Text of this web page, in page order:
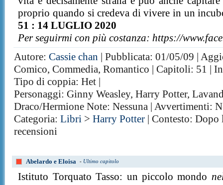
proprio quando si credeva di vivere in un
51 : 14 LUGLIO 2020
Per seguirmi con più costanza: https://
Autore:Cassie chan | Pubblicata: 01/05/09 |
Comico, Commedia, Romantico | Capitoli: 51 |
Tipo di coppia: Het |
Personaggi: Ginny Weasley, Harry Potter,
Draco/Hermione Note: Nessuna | Avvertimenti:
Categoria:Libri >Harry Potter | Contesto:
recensioni
Abelardo e Eloisa - Ultimo capitolo
Istituto Torquato Tasso: un piccolo mondo